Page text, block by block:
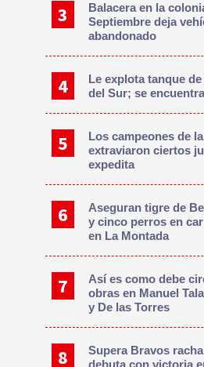
Balacera en la
Septiembre deja
abandonado
Le explota tanque
del Sur; se
Los campeones de
extraviaron ciertos
expedita
Aseguran tigre de
y cinco perros en
en La Montada
Así es como debe
obras en Manuel
y De las Torres
Supera Bravos
debuta con victoria